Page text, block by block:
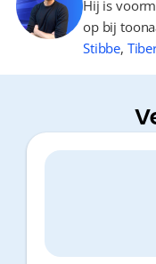
Hij is
op bij
Stibbe,